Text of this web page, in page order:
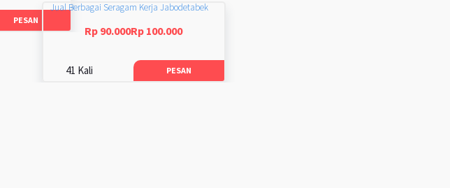
PESAN
Jual Berbagai Seragam Kerja Jabodetabek
Rp 90.000Rp 100.000
41 Kali PESAN